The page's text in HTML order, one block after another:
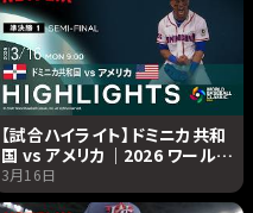
【試合ハイライト】ドミニカ共和
国 vs アメリカ｜2026 ワールド
ベースボールクラシック |
Netflix Japan
3月16日